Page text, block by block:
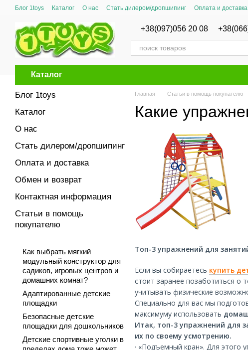
Перейти к основному контенту
Блог 1toys Каталог О нас Стать дилером/дропшипинг Оплата и доставка
+38(097)056 20 08
Каталог
Главная Статьи в помощь покупателю
Какие
Топ-3 упражнений для
Если вы собираетесь купить
стоит заранее позаботиться о
учитывать физические
Специально для вас мы
максимуму использовать
Итак, топ-3 упражнений для
их по своему усмотрению.
· «Подъемный кран». Для этого
Блог 1toys
Каталог
О нас
Стать дилером/дропшипинг
Оплата и доставка
Обмен и возврат
Контактная информация
Статьи в помощь
покупателю
Как выбрать мягкий
модульный конструктор для
садиков, игровых центров и
домашних комнат?
Адаптированные детские
площадки
Безопасные детские
площадки для дошкольников
Детские спортивные уголки в